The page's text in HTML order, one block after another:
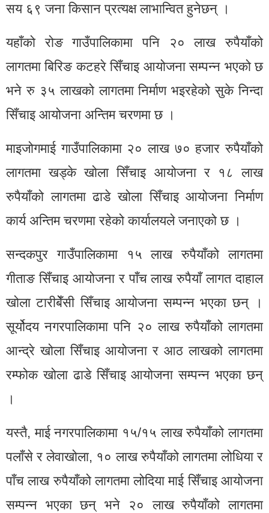
सय ६९ जना किसान प्रत्यक्ष लाभान्वित हुनेछन् ।
यहाँको रोङ गाउँपालिकामा पनि २० लाख रुपैयाँको
लागतमा बिरिङ कटहरे सिँचाइ आयोजना सम्पन्न भएको छ
भने रु ३५ लाखको लागतमा निर्माण भइरहेको सुके निन्दा
सिँचाइ आयोजना अन्तिम चरणमा छ ।
माइजोगमाई गाउँपालिकामा २० लाख ७० हजार रुपैयाँको
लागतमा खड्के खोला सिँचाइ आयोजना र १८ लाख
रुपैयाँको लागतमा ढाडे खोला सिँचाइ आयोजना निर्माण
कार्य अन्तिम चरणमा रहेको कार्यालयले जनाएको छ ।
सन्दकपुर गाउँपालिकामा १५ लाख रुपैयाँको लागतमा
गीताङ सिँचाइ आयोजना र पाँच लाख रुपैयाँ लागत दाहाल
खोला टारीबेँसी सिँचाइ आयोजना सम्पन्न भएका छन् ।
सूर्योदय नगरपालिकामा पनि २० लाख रुपैयाँको लागतमा
आन्द्रे खोला सिँचाइ आयोजना र आठ लाखको लागतमा
रम्फोक खोला ढाडे सिँचाइ आयोजना सम्पन्न भएका छन्
।
यस्तै, माई नगरपालिकामा १५/१५ लाख रुपैयाँको लागतमा
पलाँसे र लेवाखोला, १० लाख रुपैयाँको लागतमा लोधिया र
पाँच लाख रुपैयाँको लागतमा लोदिया माई सिँचाइ आयोजना
सम्पन्न भएका छन् भने २० लाख रुपैयाँको लागतमा